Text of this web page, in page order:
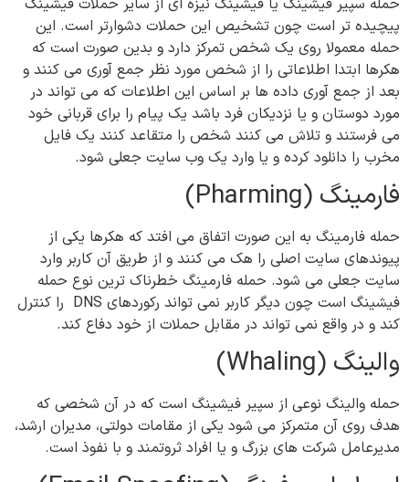
پیچیده تر است چون تشخیص این حملات دشوارتر است. این
حمله معمولا روی یک شخص تمرکز دارد و بدین صورت است که
هکرها ابتدا اطلاعاتی را از شخص مورد نظر جمع آوری می کنند و
بعد از جمع آوری داده ها بر اساس این اطلاعات که می تواند در
مورد دوستان و یا نزدیکان فرد باشد یک پیام را برای قربانی خود
می فرستند و تلاش می کنند شخص را متقاعد کنند یک فایل
مخرب را دانلود کرده و یا وارد یک وب سایت جعلی شود.
فارمینگ (Pharming)
حمله فارمینگ به این صورت اتفاق می افتد که هکرها یکی از
پیوندهای سایت اصلی را هک می کنند و از طریق آن کاربر وارد
سایت جعلی می شود. حمله فارمینگ خطرناک ترین نوع حمله
فیشینگ است چون دیگر کاربر نمی تواند رکوردهای DNS را کنترل
کند و در واقع نمی تواند در مقابل حملات از خود دفاع کند.
والینگ (Whaling)
حمله والینگ نوعی از سپیر فیشینگ است که در آن شخصی که
هدف روی آن متمرکز می شود یکی از مقامات دولتی، مدیران ارشد،
مدیرعامل شرکت های بزرگ و یا افراد ثروتمند و با نفوذ است.